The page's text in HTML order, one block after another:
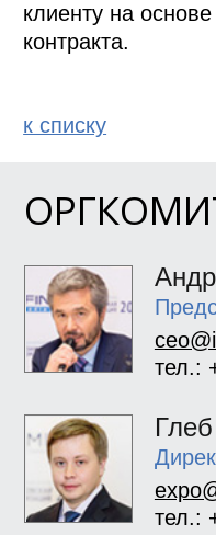
тел.:
тел.:
клиенту на
контракта.
к спиcку